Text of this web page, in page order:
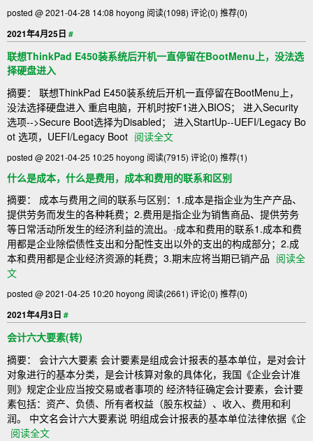
posted @ 2021-04-28 14:08 hoyong 阅读(1098) 评论(0) 推荐(0)
2021年4月25日 #
联想ThinkPad E450装系统后开机一直停留在BootMenu上，没法选
择硬盘进入
摘要： 联想ThinkPad E450装系统后开机一直停留在BootMenu上，
没法选择硬盘进入 重启电脑，开机时按F1进入BIOS； 进入Security
选项-->Secure Boot选择为Disabled； 进入StartUp--UEFI/Legacy Bo
ot 选项，UEFI/Legacy Boot 阅读全文
posted @ 2021-04-25 10:25 hoyong 阅读(7915) 评论(0) 推荐(1)
什么是成本，什么是费用，成本和费用的联系和区别
摘要： 成本与费用之间的联系与区别：1.成本是指企业为生产产品、
提供劳务而发生的各种耗费；2.费用是指企业为销售商品、提供劳务
等日常活动所发生的经济利益的流出。·成本和费用的联系1.成本和费
用都是企业除偿债性支出和分配性支出以外的支出的构成部分；2.成
本和费用都是企业经济资源的耗费；3.期末应将当期已销产品 阅读全
文
posted @ 2021-04-25 10:20 hoyong 阅读(2661) 评论(0) 推荐(0)
2021年4月3日 #
会计六大要素(转)
摘要： 会计六大要素 会计要素是组成会计报表的基本单位，是对会计
对象进行的基本分类，是会计核算对象的具体化，我国《企业会计准
则》规定企业应当按交易或者事项的 经济特征确定会计要素，会计要
素包括：资产、负债、所有者权益（股东权益）、收入、费用和利
润。 中文名会计六大要素说 明组成会计报表的基本单位法律依据《企
阅读全文